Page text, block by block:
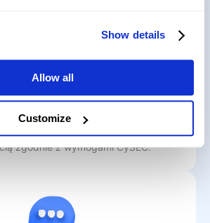
Show details
Allow all
Customize
Ochrona środków
są obsługiwane z najwyższą
zgodnie z wymogami CySEC.